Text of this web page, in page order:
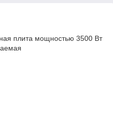
плита мощностью 3500 Вт